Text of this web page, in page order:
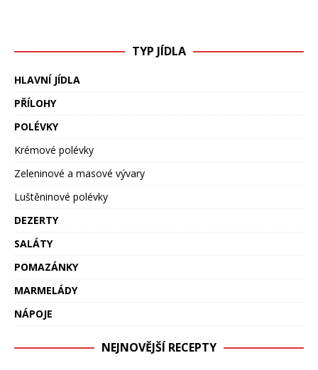
TYP JÍDLA
HLAVNÍ JÍDLA
PŘÍLOHY
POLÉVKY
Krémové polévky
Zeleninové a masové vývary
Luštěninové polévky
DEZERTY
SALÁTY
POMAZÁNKY
MARMELÁDY
NÁPOJE
NEJNOVĚJŠÍ RECEPTY